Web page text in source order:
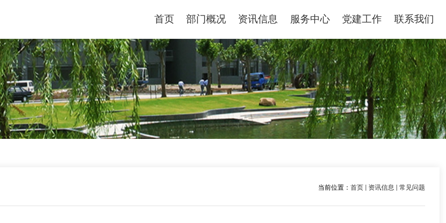
首页 部门概况 资讯信息 服务中心 党建工作 联系我们
当前位置： 首页 资讯信息 常见问题